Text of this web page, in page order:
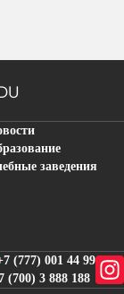
заведения
(777) 001 44 99
(700) 3 888 188